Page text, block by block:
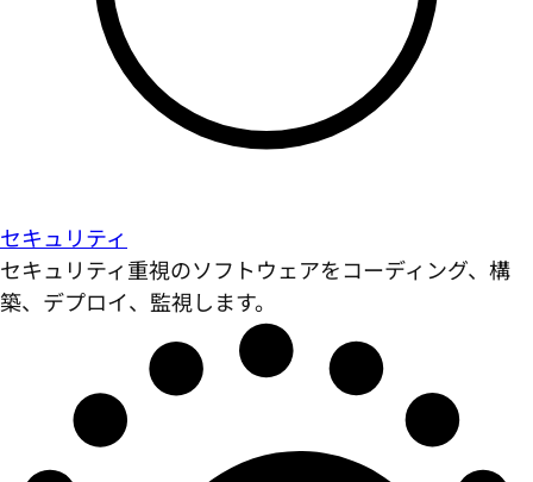
セキュリティ
セキュリティ重視のソフトウェアをコーディング、構
築、デプロイ、監視します。